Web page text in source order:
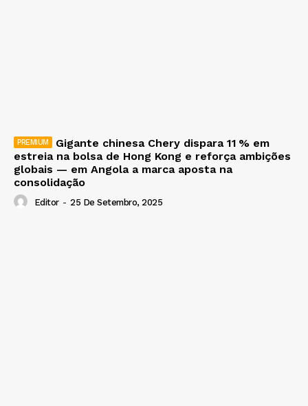
Gigante chinesa Chery dispara 11 % em
estreia na bolsa de Hong Kong e reforça ambições
globais — em Angola a marca aposta na
consolidação
Editor - 25 De Setembro, 2025